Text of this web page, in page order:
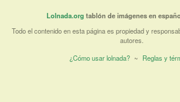
Lolnada.org tablón de imágenes en
Todo el contenido en esta página es propiedad y
autores.
¿Cómo usar lolnada? ~ Reglas y